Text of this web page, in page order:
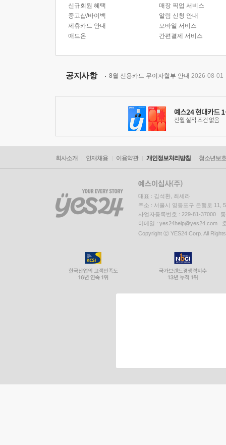
신규회원 혜택
중고샵/바이백
제휴카드 안내
애드온
매장 픽업 서비스
알림 신청 안내
모바일 서비스
간편결제 서비스
공지사항 8월 신용카드 무이자할부 안내 2026-08-01
회사소개 인재채용 이용약관 개인정보처리방침 청소년보
대표 : 김석환, 최세라
주소 : 서울시 영등포구 은행로 11,
사업자등록번호 : 229-81-37000
이메일 : yes24help@yes24.com
Copyright ⓒ YES24 Corp. All